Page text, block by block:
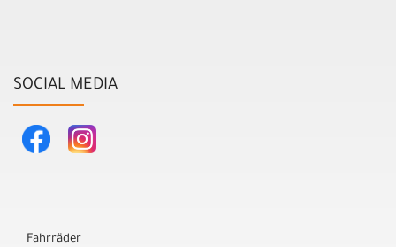
SOCIAL MEDIA
Fahrräder